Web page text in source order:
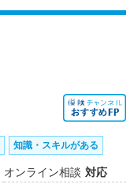
知識・スキルがある
オンライン相談 対応